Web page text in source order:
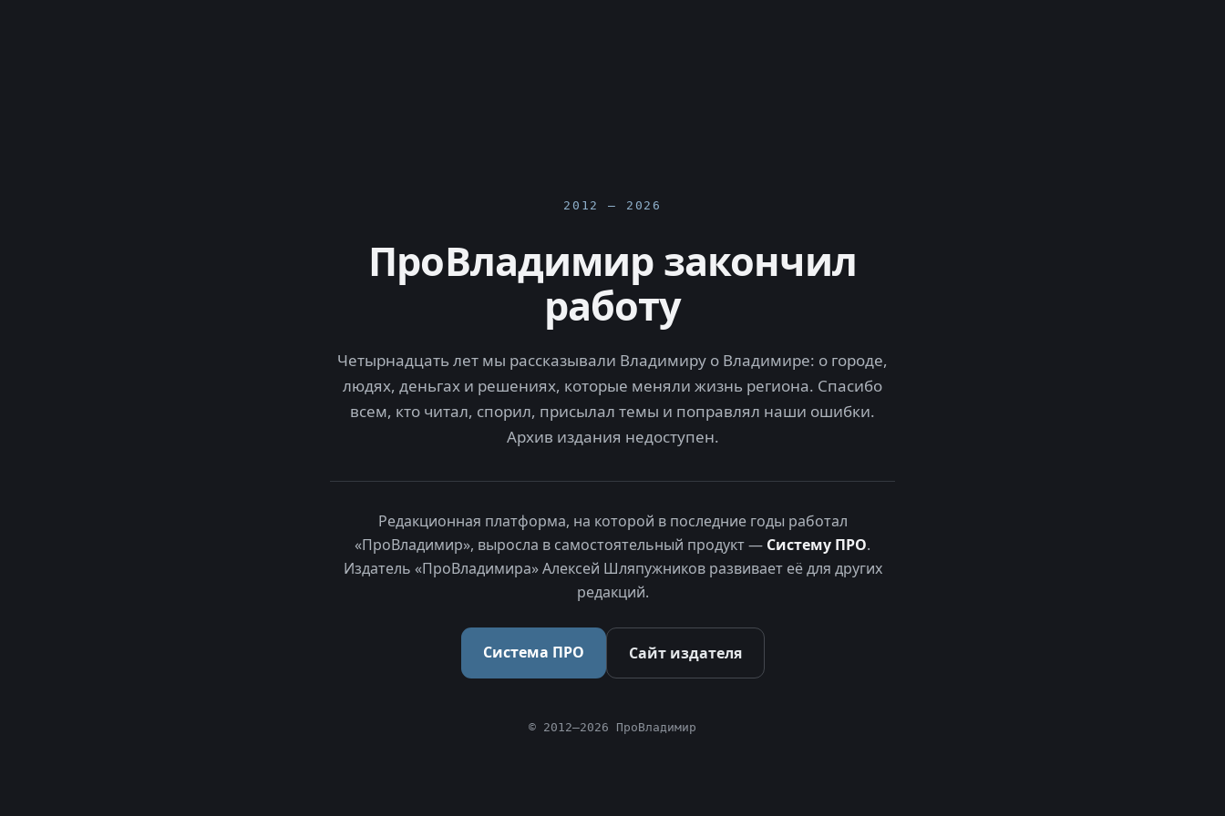
2012 — 2026
ПроВладимир закончил
работу
Четырнадцать лет мы рассказывали Владимиру о Владимире: о городе,
людях, деньгах и решениях, которые меняли жизнь региона. Спасибо
всем, кто читал, спорил, присылал темы и поправлял наши ошибки.
Архив издания недоступен.
Редакционная платформа, на которой в последние годы работал
«ПроВладимир», выросла в самостоятельный продукт — Систему ПРО.
Издатель «ПроВладимира» Алексей Шляпужников развивает её для других
редакций.
Система ПРО Сайт издателя
© 2012–2026 ПроВладимир